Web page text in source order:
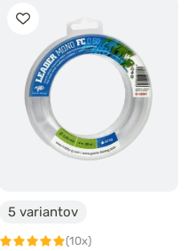
5 variantov
(10x)